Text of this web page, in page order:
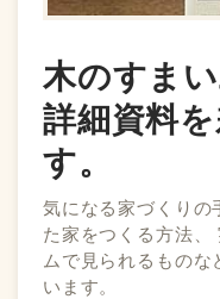
木のすま
詳細資料
す。
気になる家づくりの
た家をつくる方法
ムで見られるもの
います。